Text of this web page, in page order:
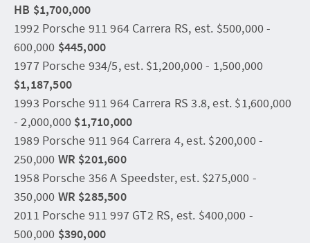
HB $1,700,000
1992 Porsche 911 964 Carrera RS, est. $500,000 -
600,000 $445,000
1977 Porsche 934/5, est. $1,200,000 - 1,500,000
$1,187,500
1993 Porsche 911 964 Carrera RS 3.8, est. $1,600,000
- 2,000,000 $1,710,000
1989 Porsche 911 964 Carrera 4, est. $200,000 -
250,000 WR $201,600
1958 Porsche 356 A Speedster, est. $275,000 -
350,000 WR $285,500
2011 Porsche 911 997 GT2 RS, est. $400,000 -
500,000 $390,000